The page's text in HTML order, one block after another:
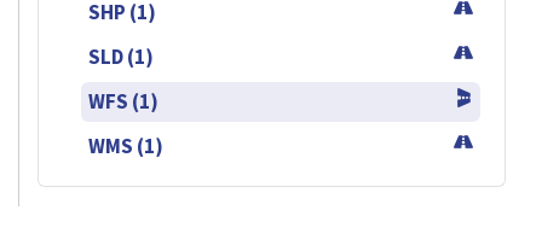
SHP (1)
SLD (1)
WFS (1)
WMS (1)